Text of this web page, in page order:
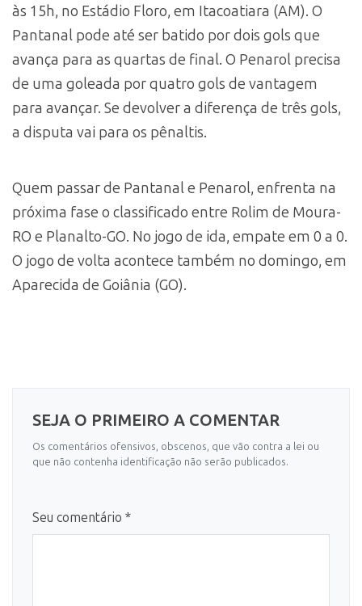
às 15h, no Estádio Floro, em Itacoatiara (AM). O
Pantanal pode até ser batido por dois gols que
avança para as quartas de final. O Penarol precisa
de uma goleada por quatro gols de vantagem
para avançar. Se devolver a diferença de três gols,
a disputa vai para os pênaltis.
Quem passar de Pantanal e Penarol, enfrenta na
próxima fase o classificado entre Rolim de Moura-
RO e Planalto-GO. No jogo de ida, empate em 0 a 0.
O jogo de volta acontece também no domingo, em
Aparecida de Goiânia (GO).
SEJA O PRIMEIRO A COMENTAR
Os comentários ofensivos, obscenos, que vão contra a lei ou
que não contenha identificação não serão publicados.
Seu comentário *